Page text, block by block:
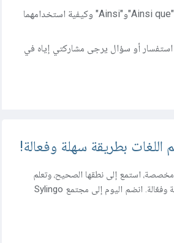
وبهذا نكون قد تعرفنا على "Ainsi que"و"Ainsi" وكيفية استخدامهما
استفسار أو سؤال يرجى مشاركتي إياه في
اللغات بطريقة سهلة وفعالة!
استمع إلى نطقها الصحيح، وتعلم
واختبر نفسك بطريقة ممتعة وفعّالة. انضم اليوم إلى مجتمع Sylingo